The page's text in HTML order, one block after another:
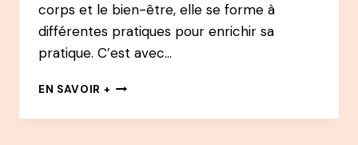
corps et le bien-être, elle se forme à
différentes pratiques pour enrichir sa
pratique. C’est avec…
EN SAVOIR + 115
–